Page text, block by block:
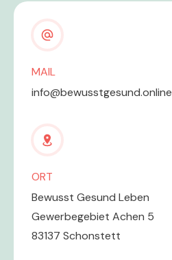
MAIL
info@bewusstgesund.online
ORT
Bewusst Gesund Leben
Gewerbegebiet Achen 5
83137 Schonstett